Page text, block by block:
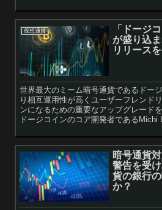
仮想通貨
「ドージ
が盛り込
リリースを
世界最大のミーム暗号通貨であるドー
り相互運用性が高くユーザーフレンド
ンになるための重要なアップグレード
ドージコインのコア開発者であるMichi
暗号通貨
警告を受
貨の銀行
か？